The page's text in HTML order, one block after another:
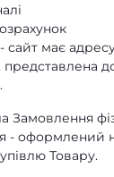
сайт має
представлена
Замовлення
- оформлений
Товару.